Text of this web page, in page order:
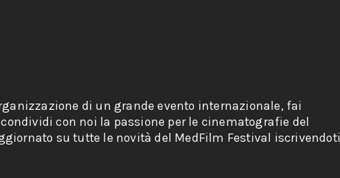
di un grande evento internazionale, fai
con noi la passione per le cinematografie del
su tutte le novità del MedFilm Festival iscrivendoti